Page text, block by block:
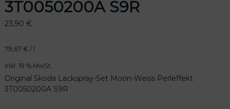
3T0050200A S9R
23,90 €
79,67 € /
inkl. 19 % MwSt.
Original Skoda Lackspray-Set Moon-Weiss Perleffekt
3T0050200A S9R